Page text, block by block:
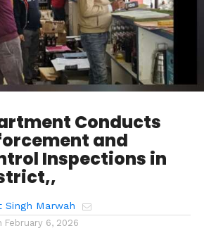
Conducts
and
Inspections in
Singh Marwah
February 6, 2026